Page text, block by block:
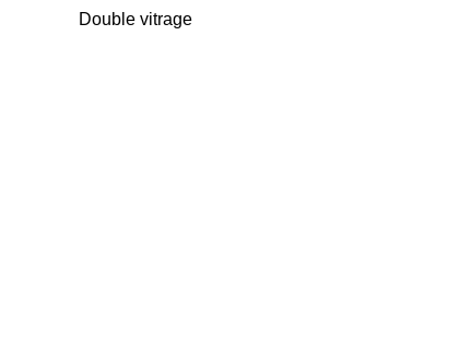
Double vitrage